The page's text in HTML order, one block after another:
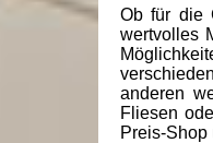
Ob für die
wertvolles
anderen
Fliesen
Preis-Shop